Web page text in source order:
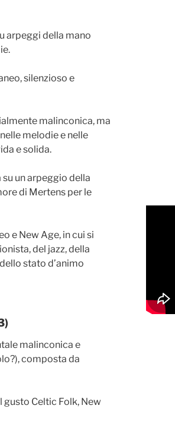
arpeggi della mano
silenzioso e
malinconica, ma
melodie e nelle
e solida.
su un arpeggio della
di Mertens per le
e New Age, in cui si
del jazz, della
stato d’animo
malinconica e
composta da
gusto Celtic Folk, New